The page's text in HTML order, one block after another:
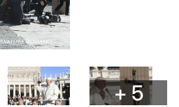
+ 5